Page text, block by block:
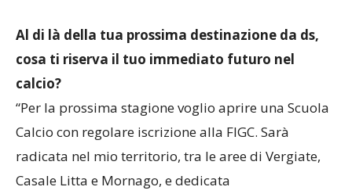
Al di là della tua prossima destinazione da ds,
cosa ti riserva il tuo immediato futuro nel
calcio?
“Per la prossima stagione voglio aprire una Scuola
Calcio con regolare iscrizione alla FIGC. Sarà
radicata nel mio territorio, tra le aree di Vergiate,
Casale Litta e Mornago, e dedicata